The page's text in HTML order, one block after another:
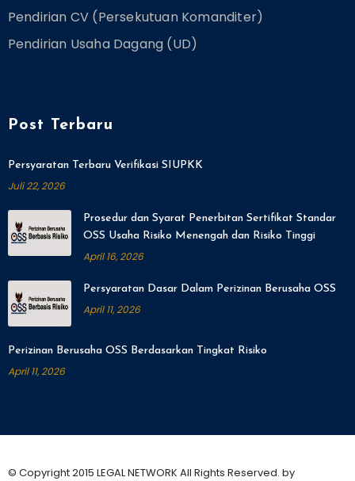
Pendirian CV (Persekutuan Komanditer)
Pendirian Usaha Dagang (UD)
Post Terbaru
Persyaratan Terbaru Verifikasi SIUPKK
Juli 22, 2026
Prosedur dan Syarat Penerbitan Sertifikat Standar
OSS Usaha Risiko Menengah dan Risiko Tinggi
April 16, 2026
Persyaratan Dasar Dalam Perizinan Berusaha OSS
April 11, 2026
Perizinan Berusaha OSS Berdasarkan Tingkat Risiko
April 11, 2026
© Copyright 2015 LEGAL NETWORK All Rights Reserved. by